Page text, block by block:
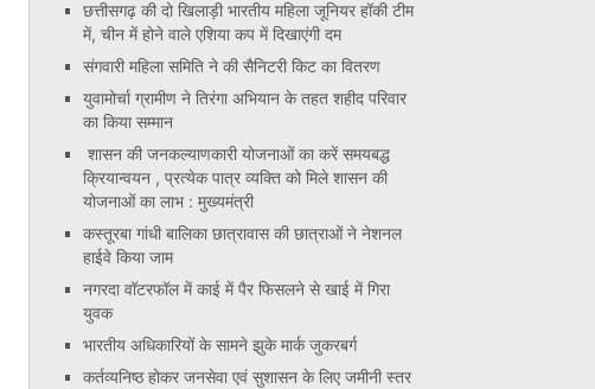
छत्तीसगढ़ की दो खिलाड़ी भारतीय महिला जूनियर हॉकी टीम
में, चीन में होने वाले एशिया कप में दिखाएंगी दम
संगवारी महिला समिति ने की सैनिटरी किट का वितरण
युवामोर्चा ग्रामीण ने तिरंगा अभियान के तहत शहीद परिवार
का किया सम्मान
शासन की जनकल्याणकारी योजनाओं का करें समयबद्ध
क्रियान्वयन , प्रत्येक पात्र व्यक्ति को मिले शासन की
योजनाओं का लाभ : मुख्यमंत्री
कस्तूरबा गांधी बालिका छात्रावास की छात्राओं ने नेशनल
हाईवे किया जाम
नगरदा वॉटरफॉल में काई में पैर फिसलने से खाई में गिरा
युवक
भारतीय अधिकारियों के सामने झुके मार्क जुकरबर्ग
कर्तव्यनिष्ठ होकर जनसेवा एवं सुशासन के लिए जमीनी स्तर